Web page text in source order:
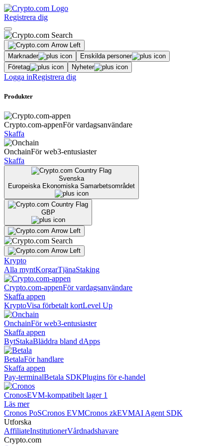
Registrera dig
Marknader
Enskilda personer
Företag
Nyheter
Logga inRegistrera dig
Produkter
Crypto.com-appenFör vardagsanvändare
Skaffa
OnchainFör web3-entusiaster
Skaffa
Svenska
Europeiska Ekonomiska Samarbetsområdet
GBP
Krypto
Alla myntKorgarTjänaStaking
Crypto.com-appenFör vardagsanvändare
Skaffa appen
KryptoVisa förbetalt kortLevel Up
OnchainFör web3-entusiaster
Skaffa appen
BytStakaBläddra bland dApps
BetalaFör handlare
Skaffa appen
Pay-terminalBetala SDKPlugins för e-handel
CronosEVM-kompatibelt lager 1
Läs mer
Cronos PoSCronos EVMCronos zkEVMAI Agent SDK
Utforska
AffiliateInstitutionerVårdnadshavare
Crypto.com